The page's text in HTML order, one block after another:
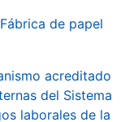
de papel
acreditado
del Sistema
laborales de la